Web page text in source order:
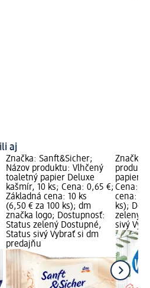
aj
Značka: Sanft&Sicher;
Názov produktu: Vlhčený
toaletný papier Deluxe
kašmír, 10 ks; Cena: 0,65 €;
Základná cena: 10 ks
(6,50 € za 100 ks); dm
značka logo; Dostupnosť:
Status zelený Dostupné,
Status sivý Vybrať si dm
predajňu
Značka:
papier
Cena:
cena: 44
ks);
zelený
sivý